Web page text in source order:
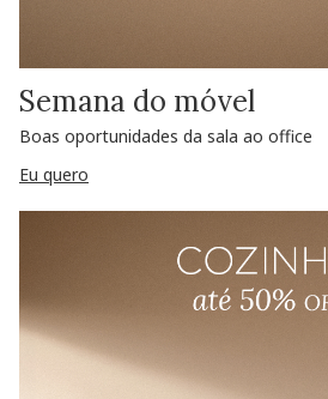
Semana do móvel
Boas oportunidades da sala ao office
Eu quero